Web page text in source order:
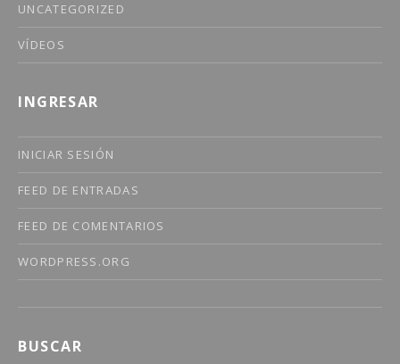
UNCATEGORIZED
VÍDEOS
INGRESAR
INICIAR SESIÓN
FEED DE ENTRADAS
FEED DE COMENTARIOS
WORDPRESS.ORG
BUSCAR